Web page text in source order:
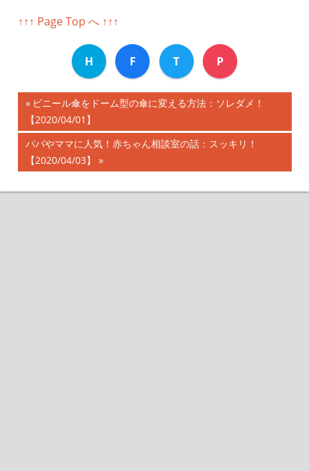
↑↑↑ Page Top へ ↑↑↑
H F T P
投
稿
ナ
ビ
前
の
記
事:
ビニール傘をドーム型の傘に変える方法：ソレダメ！
【2020/04/01】
次
の
事:
パパやママに人気！赤ちゃん相談室の話：スッキリ！
【2020/04/03】